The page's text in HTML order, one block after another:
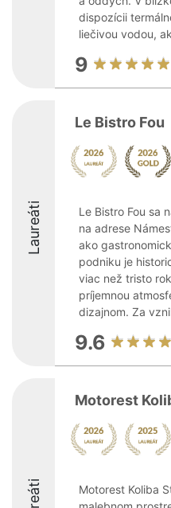
dispozícii
liečivou vodou,
9
Laureáti
Le Bistro Fou
Le Bistro Fou sa
na adrese
ako
podniku je
viac než tristo
príjemnou
dizajnom. Za
9.6
Motorest
Motorest Koliba